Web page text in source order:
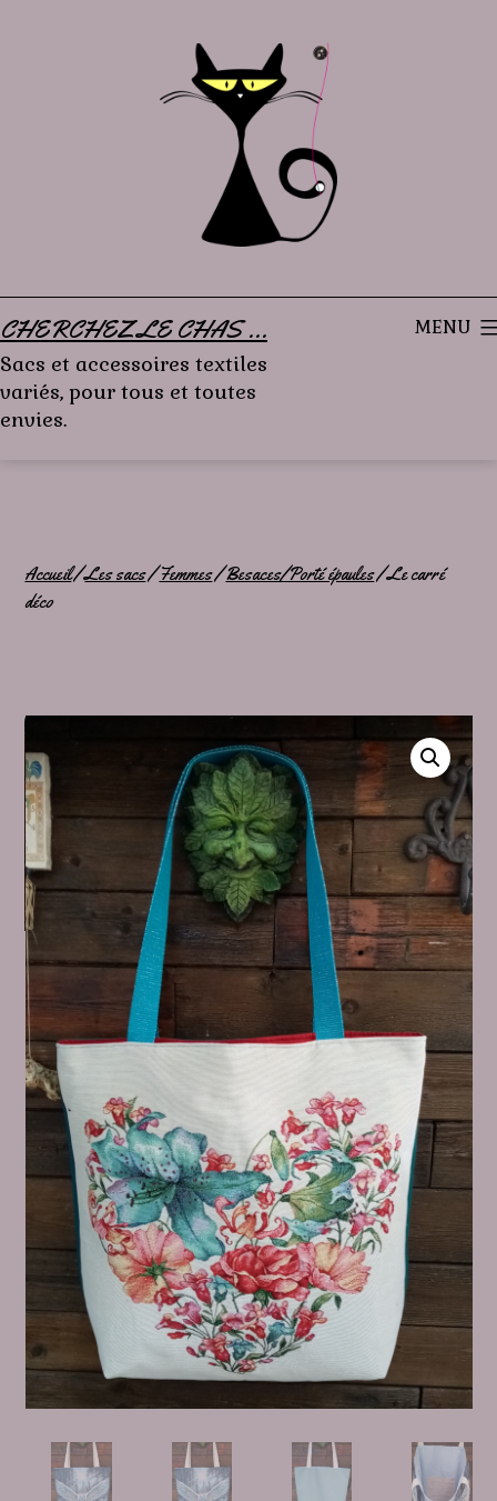
CHERCHEZ LE CHAS ...
Sacs et accessoires textiles
variés, pour tous et toutes
envies.
MENU
Accueil/Les sacs/Femmes/Besaces/Porté épaules/ Le carré
déco